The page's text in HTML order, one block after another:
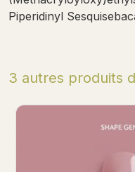
Piperidinyl
3 autres produits